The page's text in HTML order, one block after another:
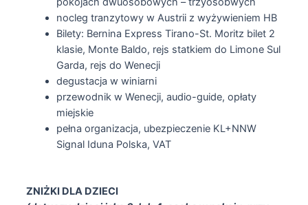
nocleg tranzytowy w Austrii z wyżywieniem HB
Bilety: Bernina Express Tirano-St. Moritz bilet 2
klasie, Monte Baldo, rejs statkiem do Limone Sul
Garda, rejs do Wenecji
degustacja w winiarni
przewodnik w Wenecji, audio-guide, opłaty
miejskie
pełna organizacja, ubezpieczenie KL+NNW
Signal Iduna Polska, VAT
ZNIŻKI DLA DZIECI